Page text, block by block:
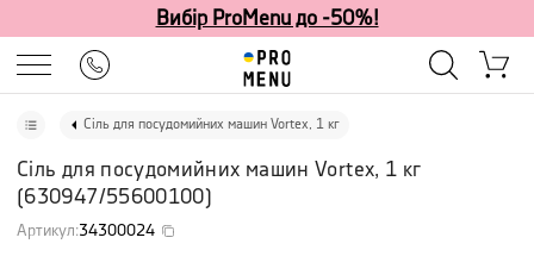
Вибір ProMenu до -50%!
Сіль для посудомийних машин Vortex, 1 кг
Сіль для посудомийних машин Vortex, 1 кг
(630947/55600100)
Артикул:34300024